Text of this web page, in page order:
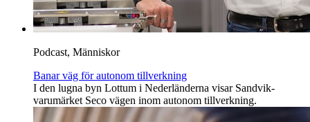
Podcast, Människor
Banar väg för autonom tillverkning
I den lugna byn Lottum i Nederländerna visar Sandvik-
varumärket Seco vägen inom autonom tillverkning.